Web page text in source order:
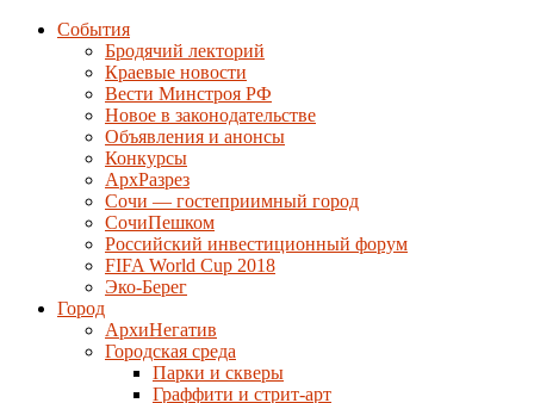
События
Бродячий лекторий
Краевые новости
Вести Минстроя РФ
Новое в законодательстве
Объявления и анонсы
Конкурсы
АрхРазрез
Сочи — гостеприимный город
СочиПешком
Российский инвестиционный форум
FIFA World Cup 2018
Эко-Берег
Город
АрхиНегатив
Городская среда
Парки и скверы
Граффити и стрит-арт